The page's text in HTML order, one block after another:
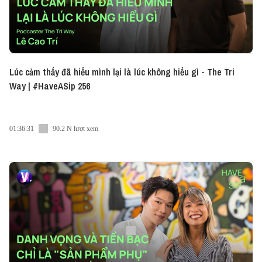
Lúc cảm thấy đã hiểu mình lại là lúc không hiểu gì - The Tri
Way | #HaveASip 256
01:36:31 90.2 N lượt xem